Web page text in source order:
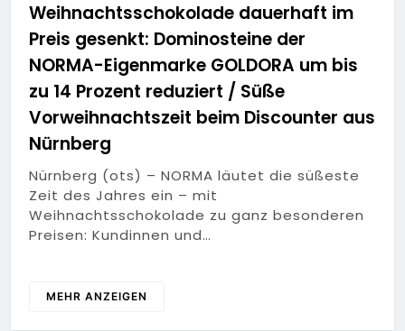
Weihnachtsschokolade dauerhaft im
Preis gesenkt: Dominosteine der
NORMA-Eigenmarke GOLDORA um bis
zu 14 Prozent reduziert / Süße
Vorweihnachtszeit beim Discounter aus
Nürnberg
Nürnberg (ots) – NORMA läutet die süßeste
Zeit des Jahres ein – mit
Weihnachtsschokolade zu ganz besonderen
Preisen: Kundinnen und…
MEHR ANZEIGEN